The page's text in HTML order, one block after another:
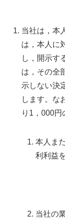
当社は，本
は，本人に
し，開示す
は，その全
示しない決
します。な
り1，000円
本人ま
利利益
当社の